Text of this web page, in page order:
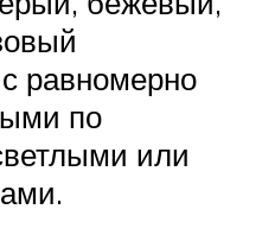
равномерно
по
или